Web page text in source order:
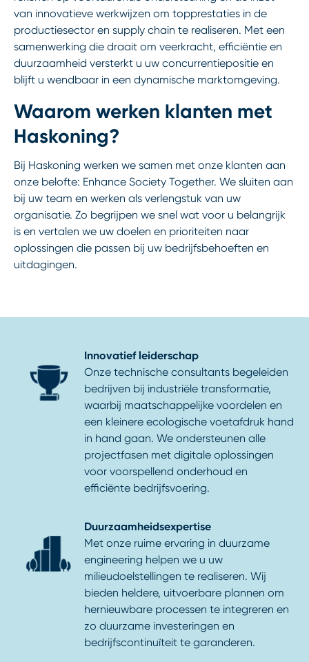
van innovatieve werkwijzen om topprestaties in de
productiesector en supply chain te realiseren. Met een
samenwerking die draait om veerkracht, efficiëntie en
duurzaamheid versterkt u uw concurrentiepositie en
blijft u wendbaar in een dynamische marktomgeving.
Waarom werken klanten met
Haskoning?
Bij Haskoning werken we samen met onze klanten aan
onze belofte: Enhance Society Together. We sluiten aan
bij uw team en werken als verlengstuk van uw
organisatie. Zo begrijpen we snel wat voor u belangrijk
is en vertalen we uw doelen en prioriteiten naar
oplossingen die passen bij uw bedrijfsbehoeften en
uitdagingen.
Innovatief leiderschap
Onze technische consultants begeleiden
bedrijven bij industriële transformatie,
waarbij maatschappelijke voordelen en
een kleinere ecologische voetafdruk hand
in hand gaan. We ondersteunen alle
projectfasen met digitale oplossingen
voor voorspellend onderhoud en
efficiënte bedrijfsvoering.
Duurzaamheidsexpertise
Met onze ruime ervaring in duurzame
engineering helpen we u uw
milieudoelstellingen te realiseren. Wij
bieden heldere, uitvoerbare plannen om
hernieuwbare processen te integreren en
zo duurzame investeringen en
bedrijfscontinuïteit te garanderen.